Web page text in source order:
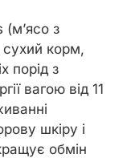
з
корм,
порід з
вагою від 11
шкіру і
обмін